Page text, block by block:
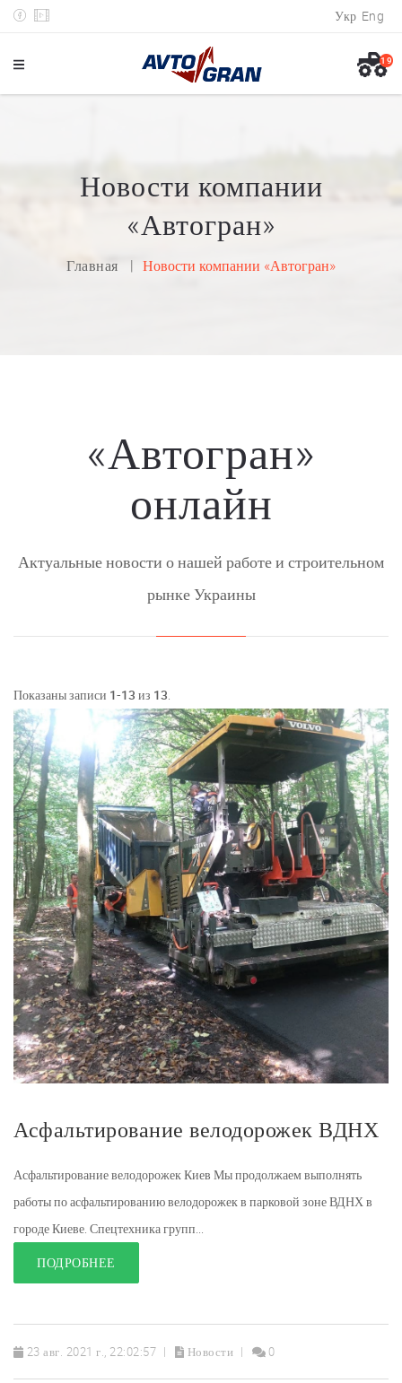
Укр Eng
19
Новости компании
«Автогран»
Главная Новости компании «Автогран»
«Автогран»
онлайн
Актуальные новости о нашей работе и строительном
рынке Украины
Показаны записи 1-13 из 13.
Асфальтирование велодорожек ВДНХ
Асфальтирование велодорожек Киев Мы продолжаем выполнять
работы по асфальтированию велодорожек в парковой зоне ВДНХ в
городе Киеве. Спецтехника групп...
ПОДРОБНЕЕ
23 авг. 2021 г., 22:02:57 Новости 0